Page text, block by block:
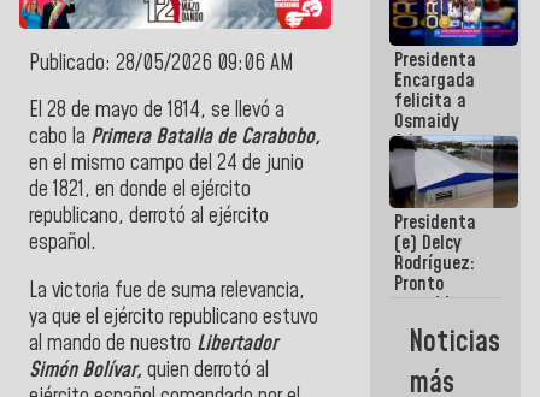
Publicado: 28/05/2026 09:06 AM
El 28 de mayo de 1814, se llevó a
cabo la Primera Batalla de Carabobo,
en el mismo campo del 24 de junio
de 1821, en donde el ejército
republicano, derrotó al ejército
español.
La victoria fue de suma relevancia,
ya que el ejército republicano estuvo
al mando de nuestro Libertador
Simón Bolívar, quien derrotó al
ejecución de
fondos de
emergencia
post-sismos
Presidenta
Encargada
felicita a
Osmaidy
Arias y
Giraly
Marcano por
hacer
historia en
los
Centroamericanos
Presidenta
(e) Delcy
Rodríguez:
Pronto
restableceremos
las
operaciones
Aeropuerto
Noticias
más